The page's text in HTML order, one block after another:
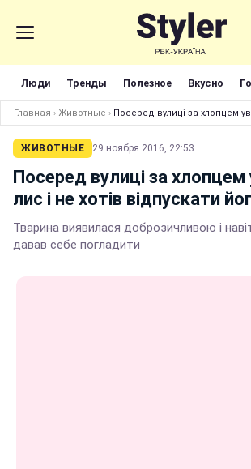
Люди Тренды Полезное Вкусно
Главная › Животные › Посеред вулиці за хлопцем
ЖИВОТНЫЕ 29 ноября 2016, 22:53
Посеред вулиці за хлопцем
лис і не хотів відпускати
Тварина виявилася доброзичливою і
давав себе погладити